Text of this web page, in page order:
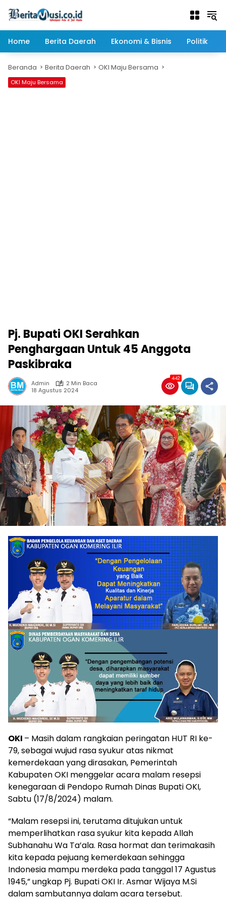
Home
Berita Daerah Ekonomi & Bisnis Politik
Beranda Berita Daerah OKI Maju Bersama
OKI Maju Bersama
Pj. Bupati OKI Serahkan
Penghargaan Untuk 45 Anggota
Paskibraka
Admin
2 Min Baca
18 Agustus 2024
442
OKI – Masih dalam rangkaian peringatan HUT RI ke-
79, sebagai wujud rasa syukur atas nikmat
kemerdekaan yang dirasakan, Pemerintah
Kabupaten OKI menggelar acara malam resepsi
kenegaraan di Pendopo Rumah Dinas Bupati OKI,
Sabtu (17/8/2024) malam.
“Malam resepsi ini, terutama ditujukan untuk
memperlihatkan rasa syukur kita kepada Allah
Subhanahu Wa Ta’ala. Rasa hormat dan terimakasih
kita kepada pejuang kemerdekaan sehingga
Indonesia mampu merdeka pada tanggal 17 Agustus
1945,” ungkap Pj. Bupati OKI Ir. Asmar Wijaya M.Si
dalam sambutannya dalam acara tersebut.